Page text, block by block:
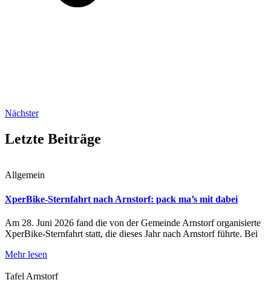
Nächster
Letzte Beiträge
Allgemein
XperBike-Sternfahrt nach Arnstorf: pack ma’s mit dabei
Am 28. Juni 2026 fand die von der Gemeinde Arnstorf organisierte
XperBike-Sternfahrt statt, die dieses Jahr nach Arnstorf führte. Bei
Mehr lesen
Tafel Arnstorf